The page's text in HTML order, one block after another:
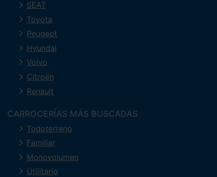
SEAT
Toyota
Peugeot
Hyundai
Volvo
Citroën
Renault
CARROCERÍAS MÁS BUSCADAS
Todoterreno
Familiar
Monovolumen
Utilitario